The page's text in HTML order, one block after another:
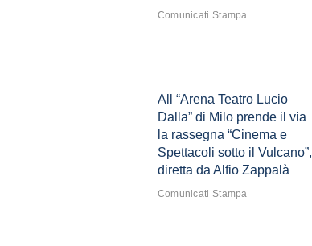
Comunicati Stampa
All “Arena Teatro Lucio
Dalla” di Milo prende il via
la rassegna “Cinema e
Spettacoli sotto il Vulcano”,
diretta da Alfio Zappalà
Comunicati Stampa